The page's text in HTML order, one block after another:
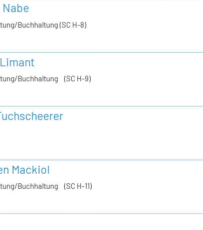
Buchhaltung (SC H-8)
Buchhaltung (SC H-9)
Mackiol
Buchhaltung (SC H-11)